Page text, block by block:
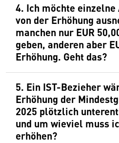
4. Ich möchte
von der Erhöhung
manchen nur EUR
geben, anderen aber
Erhöhung. Geht das?
5. Ein IST-Bezieher
Erhöhung der
2025 plötzlich
und um wieviel muss
erhöhen?